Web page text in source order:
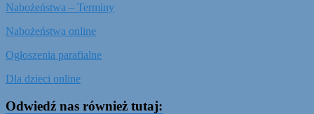
Nabożeństwa – Terminy
Nabożeństwa online
Ogłoszenia parafialne
Dla dzieci online
Odwiedź nas również tutaj: